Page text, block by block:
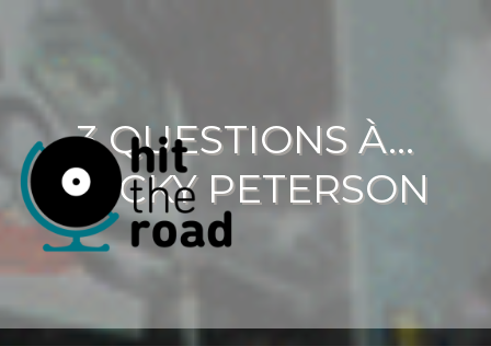
3 QUESTIONS À…
LUCKY PETERSON